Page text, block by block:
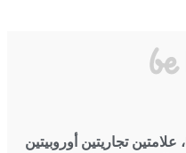
شراكة مع Be Lenka و Barebarics، علامتين تجاريتين أوروبيتين